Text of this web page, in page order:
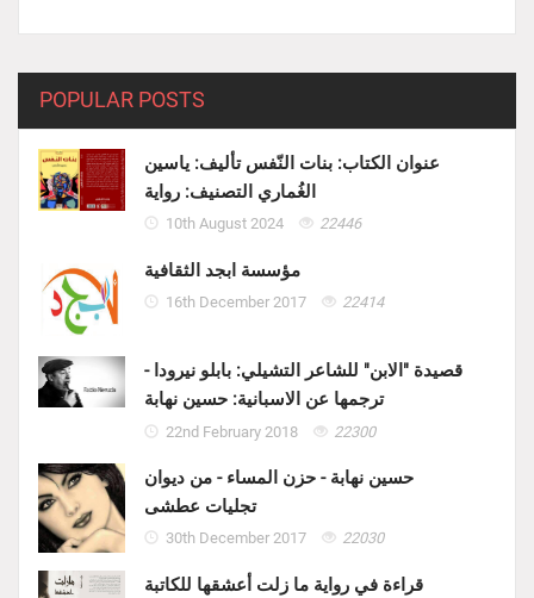
POPULAR POSTS
عنوان الكتاب: بنات النّفس تأليف: ياسين
الغُماري التصنيف: رواية
10th August 2024 22446
مؤسسة ابجد الثقافية
16th December 2017 22414
قصيدة "الابن" للشاعر التشيلي: بابلو نيرودا -
ترجمها عن الاسبانية: حسين نهابة
22nd February 2018 22300
حسين نهابة - حزن المساء - من ديوان
تجليات عطشى
30th December 2017 22030
قراءة في رواية ما زلت أعشقها للكاتبة